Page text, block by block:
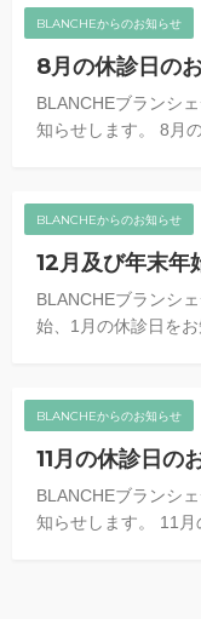
BLANCHEからのお知らせ
8月の休診日の
BLANCHEブランシ
知らせします。 8月
BLANCHEからのお知らせ
12月及び年末年
BLANCHEブランシ
始、1月の休診日を
BLANCHEからのお知らせ
11月の休診日の
BLANCHEブランシ
知らせします。 11